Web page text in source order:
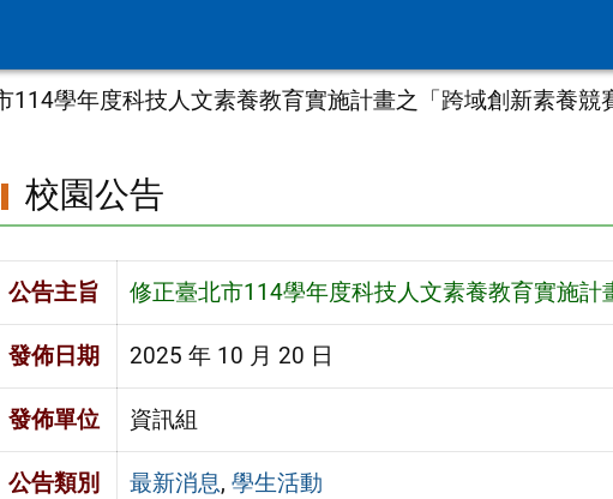
114學年度科技人文素養教育實施計畫之「跨域創新素養競
校園公告
公告主旨 修正臺北市114學年度科技人文素養教育實施
發佈日期 2025 年 10 月 20 日
發佈單位 資訊組
公告類別 最新消息, 學生活動